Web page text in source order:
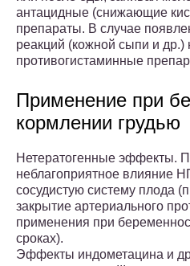
антацидные (снижающие
препараты. В случае
реакций (кожной сыпи и др.)
противогистаминные
Применение при
кормлении грудью
Нетератогенные эффекты.
неблагоприятное влияние
сосудистую систему плода
закрытие артериального
применения при
сроках).
Эффекты индометацина и